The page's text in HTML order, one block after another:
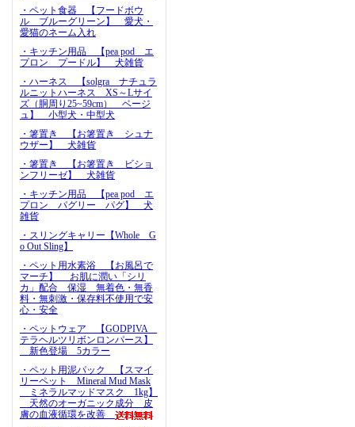
・ペット食器 【フードボウ
ル ブルーグリーン】 愛犬・
愛猫のネーム入れ
・キッチン用品 【pea pod エ
プロン プードル】 犬雑貨
・ハーネス 【solgra ナチュラ
ルニットハーネス XS～Lサイ
ズ（胴周り25~59cm） ベージ
ュ】 小型犬・中型犬
・箸置き 【お箸置き シュナ
ウザー】 犬雑貨
・箸置き 【お箸置き ビショ
ンフリーゼ】 犬雑貨
・キッチン用品 【pea pod エ
プロン パグリー パグ】 犬
雑貨
・スリングキャリー【Whole G
o Out Sling】
・ペット用水素浴 【お風呂で
マーチ】 お肌に潤い「シリ
カ」配合 保湿 無着色・無香
料・無刺激・保存料不使用で安
心・安全
・ペットウェア 【GODPIVA
テラヘルツリボンロンパース】
新色登場 5カラー
・ペット用泥パック 【スマイ
リーペット Mineral Mud Mask
ミネラルマッドマスク 1kg】
天然のオーガニック成分 皮
膚の血液循環を改善